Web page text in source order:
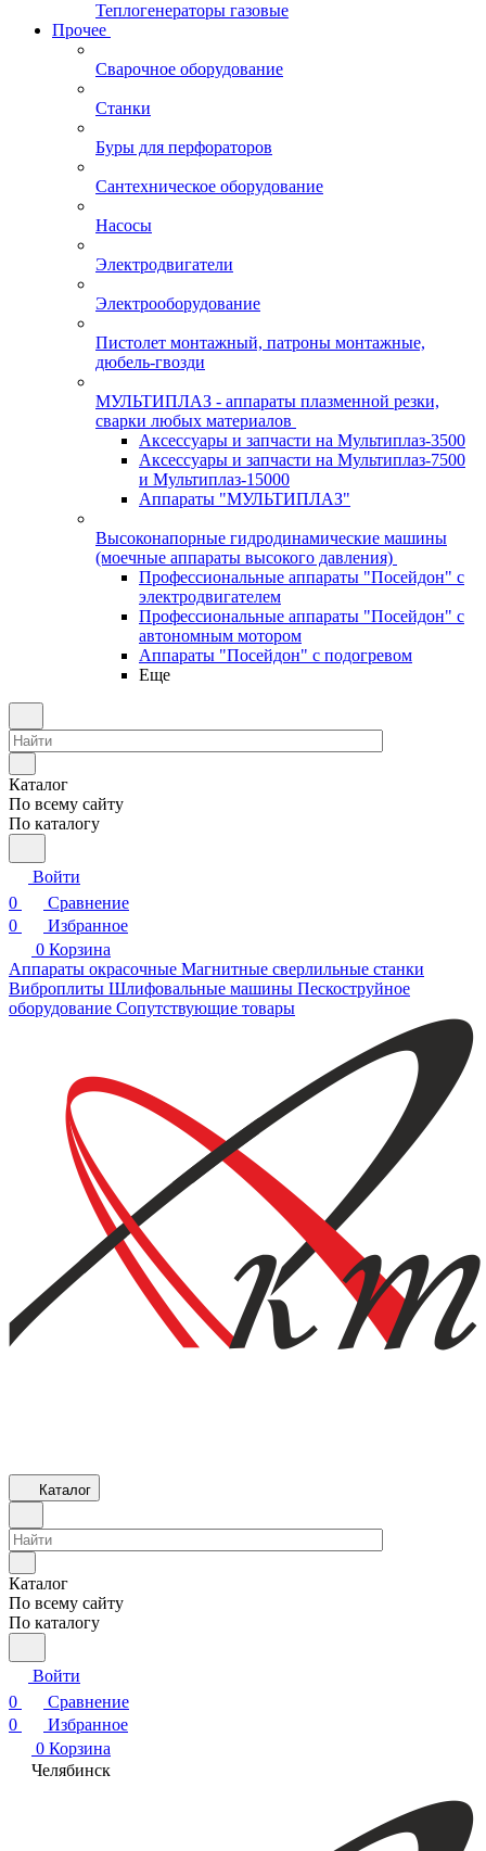
Теплогенераторы газовые
Прочее
Сварочное оборудование
Станки
Буры для перфораторов
Сантехническое оборудование
Насосы
Электродвигатели
Электрооборудование
Пистолет монтажный, патроны монтажные,
дюбель-гвозди
МУЛЬТИПЛАЗ - аппараты плазменной резки,
сварки любых материалов
Аксессуары и запчасти на Мультиплаз-3500
Аксессуары и запчасти на Мультиплаз-7500
и Мультиплаз-15000
Аппараты "МУЛЬТИПЛАЗ"
Высоконапорные гидродинамические машины
(моечные аппараты высокого давления)
Профессиональные аппараты "Посейдон" с
электродвигателем
Профессиональные аппараты "Посейдон" с
автономным мотором
Аппараты "Посейдон" с подогревом
Еще
Каталог
По всему сайту
По каталогу
Войти
0
Сравнение
0
Избранное
0 Корзина
Аппараты окрасочные Магнитные сверлильные станки
Виброплиты Шлифовальные машины Пескоструйное
оборудование Сопутствующие товары
Каталог
Каталог
По всему сайту
По каталогу
Войти
0
Сравнение
0
Избранное
0 Корзина
Челябинск